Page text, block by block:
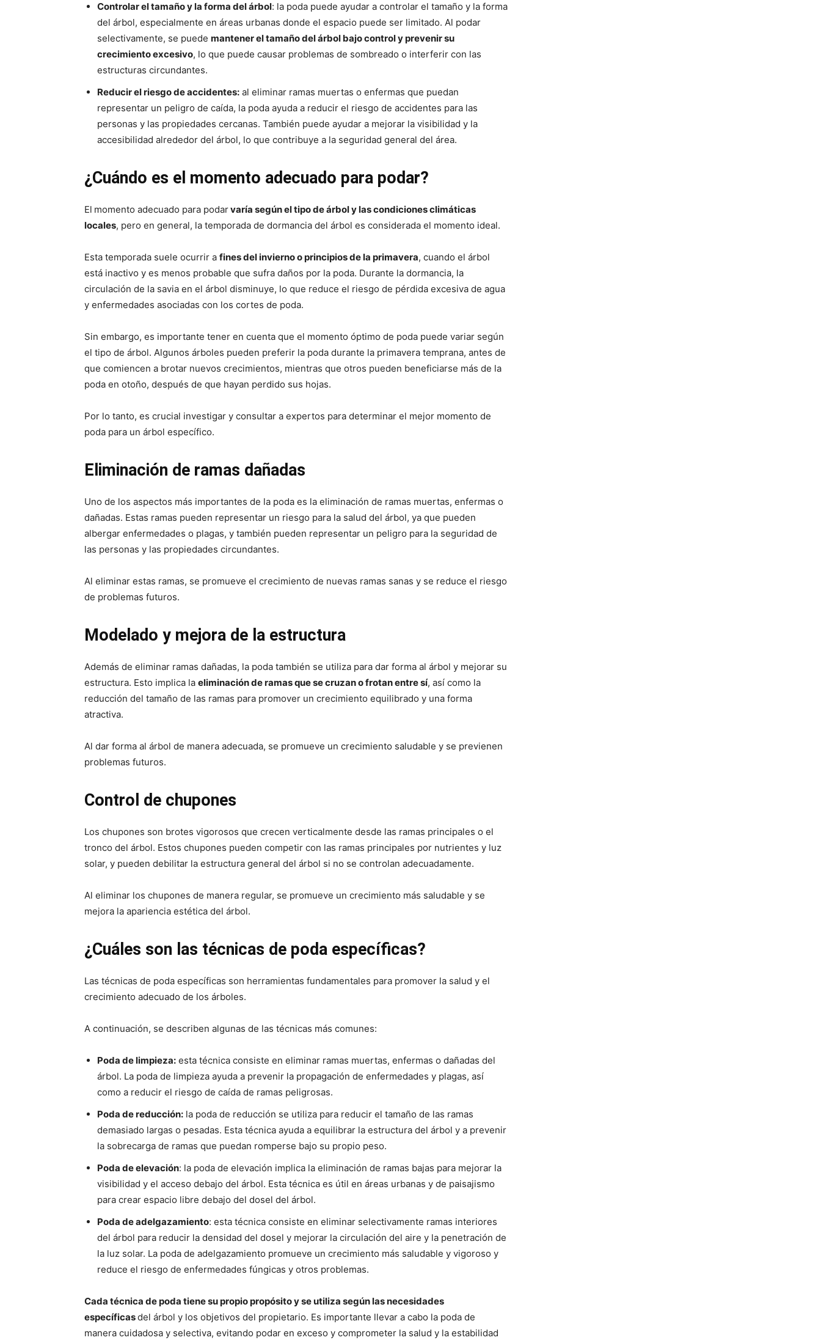
Controlar el tamaño y la forma del árbol: la poda puede ayudar a controlar el tamaño y la forma
del árbol, especialmente en áreas urbanas donde el espacio puede ser limitado. Al podar
selectivamente, se puede mantener el tamaño del árbol bajo control y prevenir su
crecimiento excesivo, lo que puede causar problemas de sombreado o interferir con las
estructuras circundantes.
Reducir el riesgo de accidentes: al eliminar ramas muertas o enfermas que puedan
representar un peligro de caída, la poda ayuda a reducir el riesgo de accidentes para las
personas y las propiedades cercanas. También puede ayudar a mejorar la visibilidad y la
accesibilidad alrededor del árbol, lo que contribuye a la seguridad general del área.
¿Cuándo es el momento adecuado para podar?
El momento adecuado para podarvaría según el tipo de árbol y las condiciones climáticas
locales, pero en general, la temporada de dormancia del árbol es considerada el momento ideal.
Esta temporada suele ocurrir a fines del invierno o principios de la primavera, cuando el árbol
está inactivo y es menos probable que sufra daños por la poda. Durante la dormancia, la
circulación de la savia en el árbol disminuye, lo que reduce el riesgo de pérdida excesiva de agua
y enfermedades asociadas con los cortes de poda.
Sin embargo, es importante tener en cuenta que el momento óptimo de poda puede variar según
el tipo de árbol. Algunos árboles pueden preferir la poda durante la primavera temprana, antes de
que comiencen a brotar nuevos crecimientos, mientras que otros pueden beneficiarse más de la
poda en otoño, después de que hayan perdido sus hojas.
Por lo tanto, es crucial investigar y consultar a expertos para determinar el mejor momento de
poda para un árbol específico.
Eliminación de ramas dañadas
Uno de los aspectos más importantes de la poda es la eliminación de ramas muertas, enfermas o
dañadas. Estas ramas pueden representar un riesgo para la salud del árbol, ya que pueden
albergar enfermedades o plagas, y también pueden representar un peligro para la seguridad de
las personas y las propiedades circundantes.
Al eliminar estas ramas, se promueve el crecimiento de nuevas ramas sanas y se reduce el riesgo
de problemas futuros.
Modelado y mejora de la estructura
Además de eliminar ramas dañadas, la poda también se utiliza para dar forma al árbol y mejorar su
estructura. Esto implica la eliminación de ramas que se cruzan o frotan entre sí, así como la
reducción del tamaño de las ramas para promover un crecimiento equilibrado y una forma
atractiva.
Al dar forma al árbol de manera adecuada, se promueve un crecimiento saludable y se previenen
problemas futuros.
Control de chupones
Los chupones son brotes vigorosos que crecen verticalmente desde las ramas principales o el
tronco del árbol. Estos chupones pueden competir con las ramas principales por nutrientes y luz
solar, y pueden debilitar la estructura general del árbol si no se controlan adecuadamente.
Al eliminar los chupones de manera regular, se promueve un crecimiento más saludable y se
mejora la apariencia estética del árbol.
¿Cuáles son las técnicas de poda específicas?
Las técnicas de poda específicas son herramientas fundamentales para promover la salud y el
crecimiento adecuado de los árboles.
A continuación, se describen algunas de las técnicas más comunes:
Poda de limpieza: esta técnica consiste en eliminar ramas muertas, enfermas o dañadas del
árbol. La poda de limpieza ayuda a prevenir la propagación de enfermedades y plagas, así
como a reducir el riesgo de caída de ramas peligrosas.
Poda de reducción: la poda de reducción se utiliza para reducir el tamaño de las ramas
demasiado largas o pesadas. Esta técnica ayuda a equilibrar la estructura del árbol y a prevenir
la sobrecarga de ramas que puedan romperse bajo su propio peso.
Poda de elevación: la poda de elevación implica la eliminación de ramas bajas para mejorar la
visibilidad y el acceso debajo del árbol. Esta técnica es útil en áreas urbanas y de paisajismo
para crear espacio libre debajo del dosel del árbol.
Poda de adelgazamiento: esta técnica consiste en eliminar selectivamente ramas interiores
del árbol para reducir la densidad del dosel y mejorar la circulación del aire y la penetración de
la luz solar. La poda de adelgazamiento promueve un crecimiento más saludable y vigoroso y
reduce el riesgo de enfermedades fúngicas y otros problemas.
Cada técnica de poda tiene su propio propósito y se utiliza según las necesidades
específicasdel árbol y los objetivos del propietario. Es importante llevar a cabo la poda de
manera cuidadosa y selectiva, evitando podar en exceso y comprometer la salud y la estabilidad